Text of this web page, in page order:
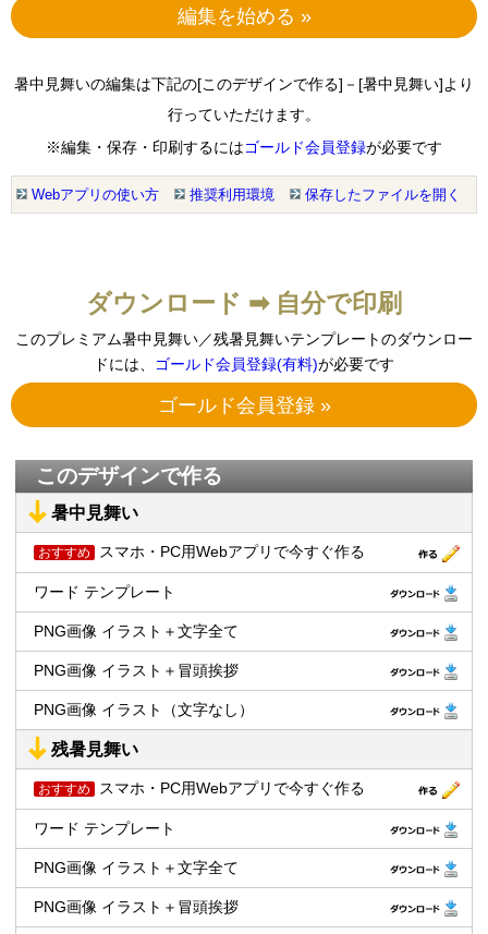
編集を始める »
暑中見舞いの編集は下記の[このデザインで作る]－[暑中見舞い]より
行っていただけます。
※編集・保存・印刷するにはゴールド会員登録が必要です
Webアプリの使い方 推奨利用環境 保存したファイルを開く
ダウンロード ➡ 自分で印刷
このプレミアム暑中見舞い／残暑見舞いテンプレートのダウンロー
ドには、
ゴールド会員登録(有料)が必要です
ゴールド会員登録 »
このデザインで作る
暑中見舞い
おすすめ スマホ・PC用Webアプリで今すぐ作る
ワード テンプレート
PNG画像 イラスト＋文字全て
PNG画像 イラスト＋冒頭挨拶
PNG画像 イラスト（文字なし）
残暑見舞い
おすすめ スマホ・PC用Webアプリで今すぐ作る
ワード テンプレート
PNG画像 イラスト＋文字全て
PNG画像 イラスト＋冒頭挨拶